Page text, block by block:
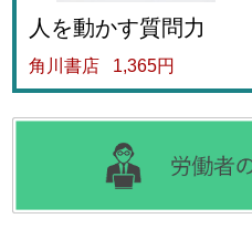
人を動かす質問力
角川書店 1,365円